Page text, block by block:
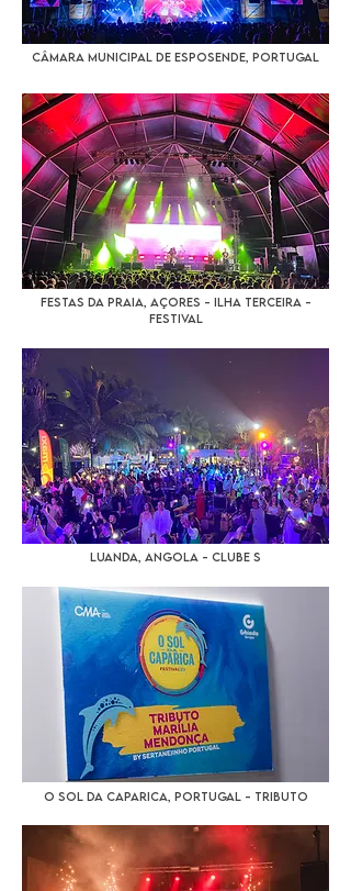
Câmara Municipal de Esposende, Portugal
Festas da Praia, Açores - Ilha Terceira -
Festival
Luanda, Angola - Clube S
O Sol da Caparica, Portugal - Tributo